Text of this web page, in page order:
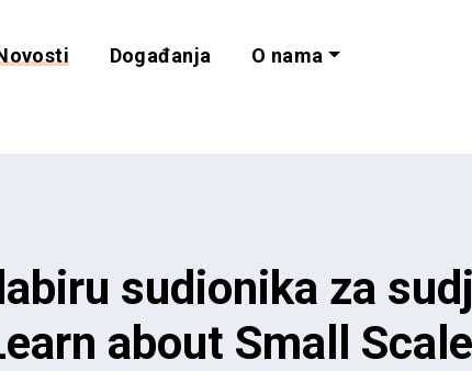
i programe
Događanja O nama
sudionika za
about Small